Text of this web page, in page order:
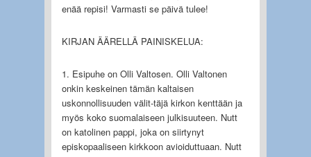
enää repisi! Varmasti se päivä tulee!
KIRJAN ÄÄRELLÄ PAINISKELUA:
1. Esipuhe on Olli Valtosen. Olli Valtonen
onkin keskeinen tämän kaltaisen
uskonnollisuuden välit-täjä kirkon kenttään ja
myös koko suomalaiseen julkisuuteen. Nutt
on katolinen pappi, joka on siirtynyt
episkopaaliseen kirkkoon avioiduttuaan. Nutt